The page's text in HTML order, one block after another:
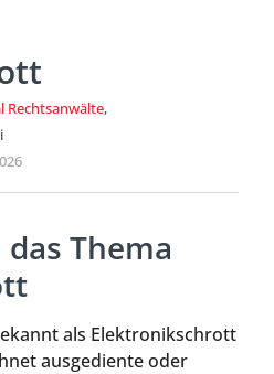
Rechtsanwälte,
Thema
als Elektronikschrott
ausgediente oder